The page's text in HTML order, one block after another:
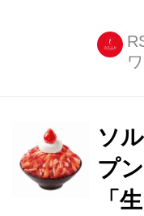
限定『
月10
りの
です
も魅
し人
ソ
プ
「